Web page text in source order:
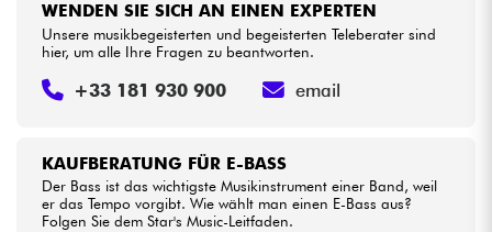
KAUFBERATUNG FÜR E-BASS
Der Bass ist das wichtigste Musikinstrument einer Band, weil
er das Tempo vorgibt. Wie wählt man einen E-Bass aus?
Folgen Sie dem Star's Music-Leitfaden.
WENDEN SIE SICH AN EINEN EXPERTEN
Unsere musikbegeisterten und begeisterten Teleberater sind
hier, um alle Ihre Fragen zu beantworten.
+33 181 930 900 email